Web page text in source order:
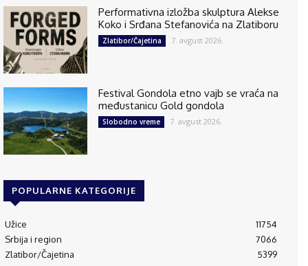
Performativna izložba skulptura Alekse
Koko i Srđana Stefanovića na Zlatiboru
Zlatibor/Čajetina 7. avgust 2026.
Festival Gondola etno vajb se vraća na
međustanicu Gold gondola
Slobodno vreme 7. avgust 2026.
POPULARNE KATEGORIJE
Užice
11754
Srbija i region
7066
Zlatibor/Čajetina
5399